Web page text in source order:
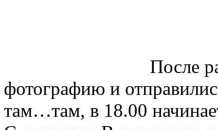
После
фотографию и
там…там, в 18.00